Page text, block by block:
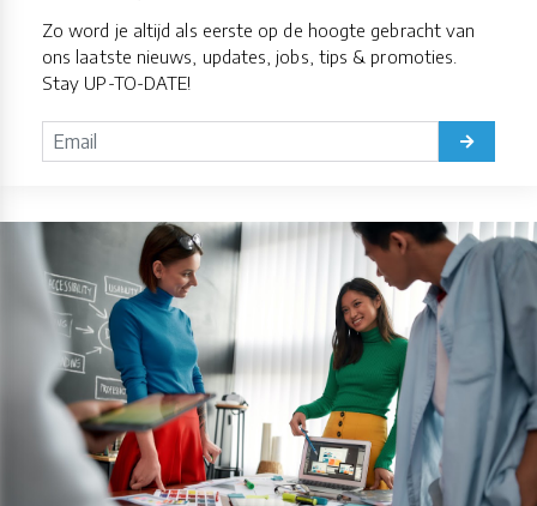
Zo word je altijd als eerste op de hoogte gebracht van
ons laatste nieuws, updates, jobs, tips & promoties.
Stay UP-TO-DATE!